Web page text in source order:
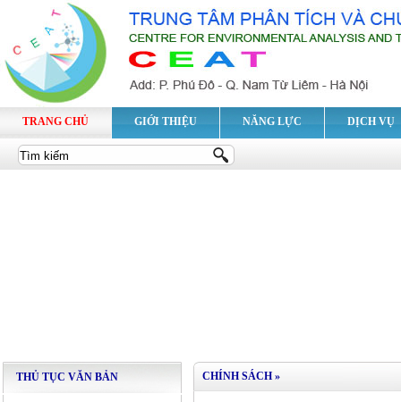
TRANG CHỦ GIỚI THIỆU NĂNG LỰC DỊCH VỤ
THỦ TỤC VĂN BẢN CHÍNH SÁCH »